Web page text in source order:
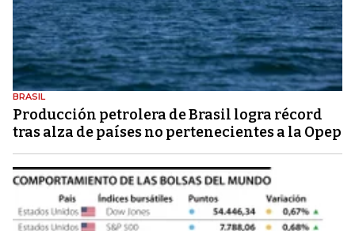
BRASIL
Producción petrolera de Brasil logra récord
tras alza de países no pertenecientes a la Opep